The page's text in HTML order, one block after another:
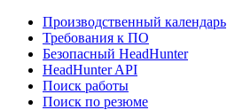
Производственный календарь
Требования к ПО
Безопасный HeadHunter
HeadHunter API
Поиск работы
Поиск по резюме